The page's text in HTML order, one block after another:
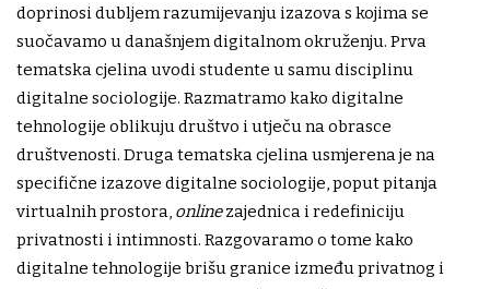
doprinosi dubljem razumijevanju izazova s kojima se
suočavamo u današnjem digitalnom okruženju. Prva
tematska cjelina uvodi studente u samu disciplinu
digitalne sociologije. Razmatramo kako digitalne
tehnologije oblikuju društvo i utječu na obrasce
društvenosti. Druga tematska cjelina usmjerena je na
specifične izazove digitalne sociologije, poput pitanja
virtualnih prostora, onlinezajednica i redefiniciju
privatnosti i intimnosti. Razgovaramo o tome kako
digitalne tehnologije brišu granice između privatnog i